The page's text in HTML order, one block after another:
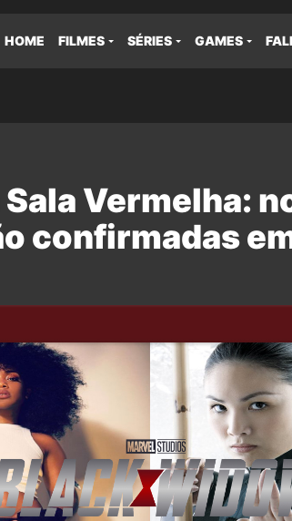
HOME FILMES SÉRIES GAMES
Vermelha:
confirmadas